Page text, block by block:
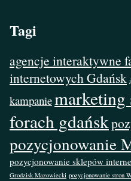
Tagi
agencje interaktywne
internetowych Gdańsk
kampaniemarketing
forach gdańsk
pozycjonowanie
pozycjonowanie sklepów
Grodzisk Mazowiecki pozycjonowanie stron